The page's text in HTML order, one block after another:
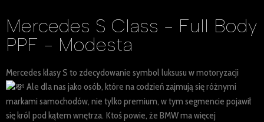
Mercedes S Class - Full Body
PPF - Modesta
Mercedes klasy S to zdecydowanie symbol luksusu w motoryzacji
Ale dla nas jako osób, które na codzień zajmują się różnymi
markami samochodów, nie tylko premium, w tym segmencie pojawił
się król pod kątem wnętrza. Ktoś powie, że BMW ma więcej